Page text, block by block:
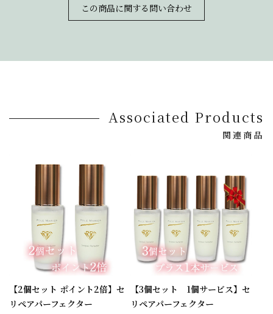
この商品に関する問い合わせ
Associated Products
関連商品
【2個セット ポイント2倍】セ
リペアパーフェクター
【3個セット 1個サービス】セ
リペアパーフェクター